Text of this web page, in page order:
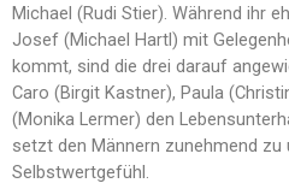
Michael (Rudi Stier). Während ihr
Josef (Michael Hartl) mit
kommt, sind die drei darauf
Caro (Birgit Kastner), Paula
(Monika Lermer) den
setzt den Männern zunehmend zu
Selbstwertgefühl.